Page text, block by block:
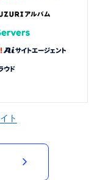
ト